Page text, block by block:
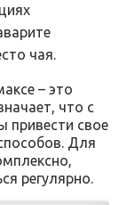
чая.
– это
что с
привести свое
Для
регулярно.